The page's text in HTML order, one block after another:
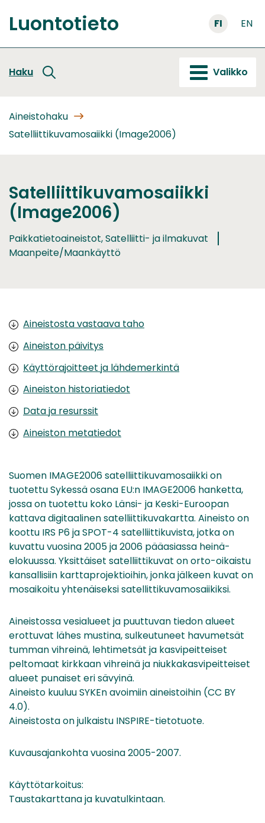
sisältöön
Etusivu
Luontotieto FI EN
Haku Valikko
Aineistohaku
Satelliittikuvamosaiikki (Image2006)
Satelliittikuvamosaiikki
(Image2006)
Paikkatietoaineistot, Satelliitti- ja ilmakuvat
Maanpeite/Maankäyttö
Aineistosta vastaava taho
Aineiston päivitys
Käyttörajoitteet ja lähdemerkintä
Aineiston historiatiedot
Data ja resurssit
Aineiston metatiedot
Suomen IMAGE2006 satelliittikuvamosaiikki on
tuotettu Sykessä osana EU:n IMAGE2006 hanketta,
jossa on tuotettu koko Länsi- ja Keski-Euroopan
kattava digitaalinen satelliittikuvakartta. Aineisto on
koottu IRS P6 ja SPOT-4 satelliittikuvista, jotka on
kuvattu vuosina 2005 ja 2006 pääasiassa heinä-
elokuussa. Yksittäiset satelliittikuvat on orto-oikaistu
kansallisiin karttaprojektioihin, jonka jälkeen kuvat on
mosaikoitu yhtenäiseksi satellittikuvamosaiikiksi.
Aineistossa vesialueet ja puuttuvan tiedon alueet
erottuvat lähes mustina, sulkeutuneet havumetsät
tumman vihreinä, lehtimetsät ja kasvipeitteiset
peltomaat kirkkaan vihreinä ja niukkakasvipeitteiset
alueet punaiset eri sävyinä.
Aineisto kuuluu SYKEn avoimiin aineistoihin (CC BY
4.0).
Aineistosta on julkaistu INSPIRE-tietotuote.
Kuvausajankohta vuosina 2005-2007.
Käyttötarkoitus:
Taustakarttana ja kuvatulkintaan.